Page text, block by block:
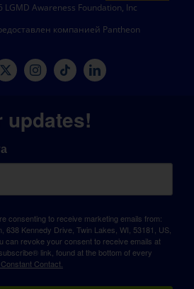
Awareness Foundation, Inc
компанией Pantheon
updates!
consenting to receive marketing emails from:
638 Kennedy Drive, Twin Lakes, WI, 53181, US,
can revoke your consent to receive emails at
link, found at the bottom of every
Contact.